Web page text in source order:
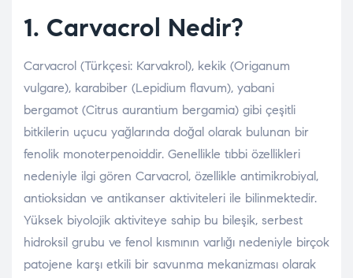
1. Carvacrol Nedir?
Carvacrol (Türkçesi: Karvakrol), kekik (Origanum
vulgare), karabiber (Lepidium flavum), yabani
bergamot (Citrus aurantium bergamia) gibi çeşitli
bitkilerin uçucu yağlarında doğal olarak bulunan bir
fenolik monoterpenoiddir. Genellikle tıbbi özellikleri
nedeniyle ilgi gören Carvacrol, özellikle antimikrobiyal,
antioksidan ve antikanser aktiviteleri ile bilinmektedir.
Yüksek biyolojik aktiviteye sahip bu bileşik, serbest
hidroksil grubu ve fenol kısmının varlığı nedeniyle birçok
patojene karşı etkili bir savunma mekanizması olarak